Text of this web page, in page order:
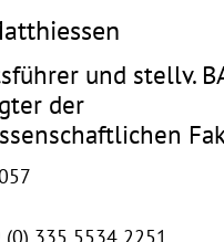
und stellv.
der